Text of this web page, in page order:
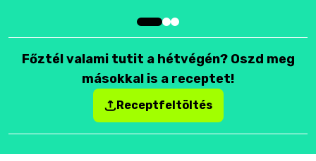
Főztél valami tutit a hétvégén? Oszd meg
másokkal is a receptet!
Receptfeltöltés